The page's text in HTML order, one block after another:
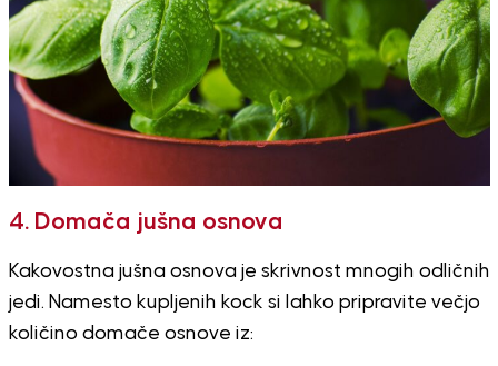
4. Domača jušna osnova
Kakovostna jušna osnova je skrivnost mnogih odličnih
jedi. Namesto kupljenih kock si lahko pripravite večjo
količino domače osnove iz: